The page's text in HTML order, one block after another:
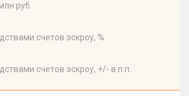
руб.
счетов эскроу, %
счетов эскроу, +/- в п.п.